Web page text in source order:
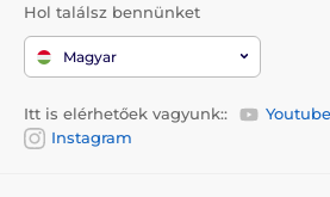
Hol találsz bennünket
Magyar
Itt is elérhetőek vagyunk:: Youtube
Instagram